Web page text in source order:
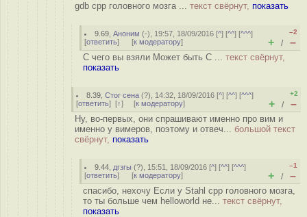
gdb cpp головного мозга ... текст свёрнут, показать
9.69 ,Аноним (-), 19:57, 18/09/2016 [^] [^^] [^^^]
[ответить] [к модератору]
–2
+ / –
С чего вы взяли Может быть C ... текст свёрнут,
показать
8.39 ,Стог сена (?), 14:32, 18/09/2016 [^] [^^] [^^^]
[ответить] [↑] [к модератору]
+2
+ / –
Ну, во-первых, они спрашивают именно про вим и
именно у вимеров, поэтому и отвеч... большой текст
свёрнут, показать
9.44 дгзгы (?), 15:51, 18/09/2016 [^] [^^] [^^^]
[ответить] [к модератору]
–1
+ / –
спасибо, нехочу Если у Stahl cpp головного мозга,
то ты больше чем helloworld не... текст свёрнут,
показать